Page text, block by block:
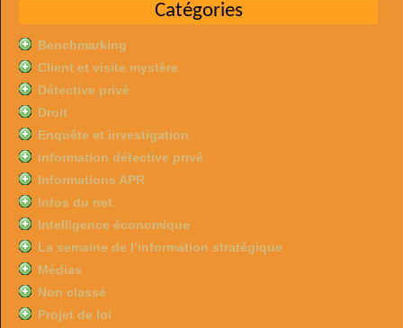
Catégories
Benchmarking
Client et visite mystère
Détective privé
Droit
Enquête et investigation
information détective privé
Informations APR
Infos du net
Intelligence économique
La semaine de l’information stratégique
Médias
Non classé
Projet de loi